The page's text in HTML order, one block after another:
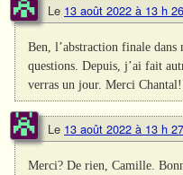
Le 13 août 2022 à 13 h
Ben, l’abstraction finale
questions. Depuis, j’ai fait
verras un jour. Merci
Le 13 août 2022 à 13 h
Merci? De rien, Camille.